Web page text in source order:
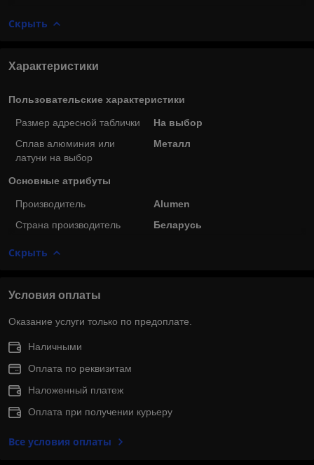
Скрыть
Характеристики
Пользовательские характеристики
Размер адресной таблички
На выбор
Сплав алюминия или
латуни на выбор
Металл
Основные атрибуты
Производитель
Alumen
Страна производитель
Беларусь
Скрыть
Условия оплаты
Оказание услуги только по предоплате.
Наличными
Оплата по реквизитам
Наложенный платеж
Оплата при получении курьеру
Все условия оплаты